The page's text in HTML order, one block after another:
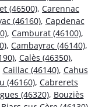
(46500), Carennac
(46160), Capdenac
, Camburat (46100),
, Cambayrac (46140),
, Calès (46350),
Caillac (46140), Cahus
(46160), Cabrerets
(46320), Bouziès